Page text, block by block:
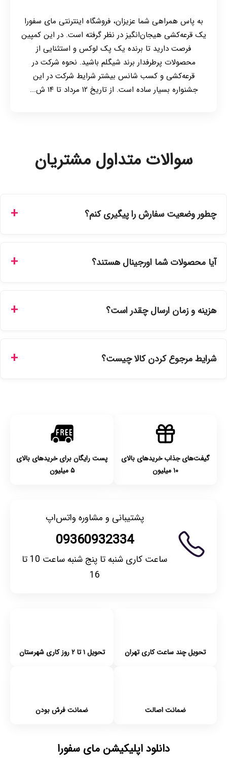
به پاس همراهی شما عزیزان، فروشگاه اینترنتی مای سفورا
یک قرعه‌کشی هیجان‌انگیز در نظر گرفته است. در این کمپین
فرصت دارید تا برنده یک پک لوکس و استثنایی از
محصولات پرطرفدار برند شیگلم باشید. نحوه شرکت در
قرعه‌کشی و کسب شانس بیشتر شرایط شرکت در این
جشنواره بسیار ساده است. از تاریخ ۱۲ مرداد تا ۱۴ ش...
سوالات متداول مشتریان
چطور وضعیت سفارش را پیگیری کنم؟
سفارشات در سایت، وضعیت لحظه‌ای مرسوله را مشاهده کنید.
آیا محصولات شما اورجینال هستند؟
نمایندگی‌های معتبر تهیه شده و دارای بچ‌کد قابل استعلام هستند.
هزینه و زمان ارسال چقدر است؟
انتخاب کنید و برای شهرستان‌ها بین یک الی ۳ روز کاری از طریق
شرایط مرجوع کردن کالا چیست؟
گیفت‌های جذاب خریدهای بالای
۱۰ میلیون
پست رایگان برای خریدهای بالای
۵ میلیون
پشتیبانی و مشاوره واتس‌اپ
09360932334
ساعت کاری شنبه تا پنج شنبه ساعت 10 تا
16
تحویل چند ساعت کاری تهران تحویل ۱ تا ۲ روز کاری شهرستان
ضمانت اصالت ضمانت فرش بودن
دانلود اپلیکیشن مای سفورا